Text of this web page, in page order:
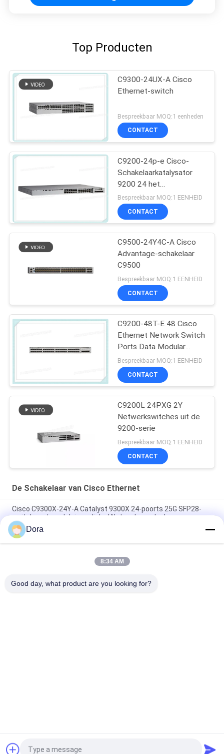
Top Producten
C9300-24UX-A Cisco
Ethernet-switch
Bespreekbaar MOQ:1 eenheden
CONTACT
C9200-24p-e Cisco-
Schakelaarkatalysator
9200 24 het
Netwerkhoofdzaak van
de Havenpoe+
Schakelaar
Bespreekbaar MOQ:1 EENHEID
CONTACT
C9500-24Y4C-A Cisco
Advantage-schakelaar
C9500
Bespreekbaar MOQ:1 EENHEID
CONTACT
C9200-48T-E 48 Cisco
Ethernet Network Switch
Ports Data Modular
Uplink Opties
Bespreekbaar MOQ:1 EENHEID
CONTACT
C9200L 24PXG 2Y
Netwerkswitches uit de
9200-serie
Bespreekbaar MOQ:1 EENHEID
CONTACT
De Schakelaar van Cisco Ethernet
Cisco C9300X-24Y-A Catalyst 9300X 24-poorts 25G SFP28-
switch met modulaire uplinks | Netwerkvoordeel
Cisco C9300X-12Y-A-schakelaar | Catalyst 9300X 12-poorts
25G SFP28 netwerkvoordeelswitch
Cisco C9300-48S-A Katalysator 9300 SFP-switch met 48
Dora
8:34 AM
Good day, what product are you looking for?